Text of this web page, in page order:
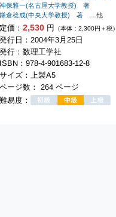
神保雅一(名古屋大学教授) 著
鎌倉稔成(中央大学教授) 著…他
定価： 2,530円 （本体：2,300円＋税）
発行日：2004年3月25日
発行：数理工学社
ISBN：978-4-901683-12-8
サイズ：上製A5
ページ数： 264 ページ
難易度：